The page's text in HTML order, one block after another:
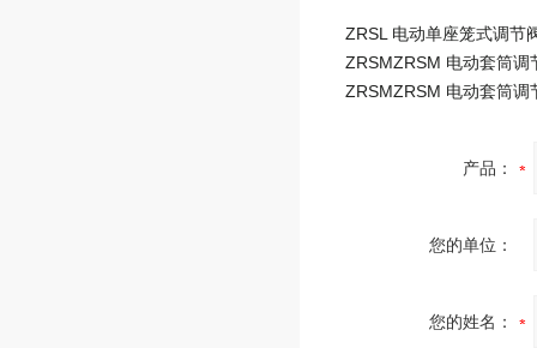
产品：
您的单位：
您的姓名：